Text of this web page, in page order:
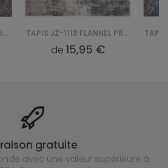
TAPIS Y-186 FLANNEL PRINTED TAPIS JZ-1113 FLANNEL PRINTED
de 15,95 €
gratuite
avec une valeur supérieure à